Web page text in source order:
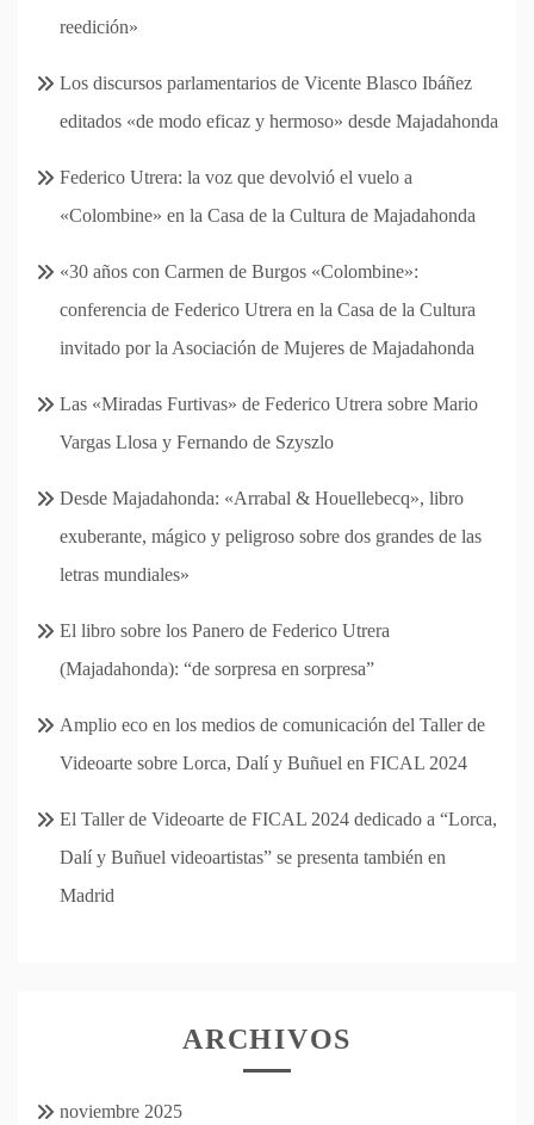
reedición»
Los discursos parlamentarios de Vicente Blasco Ibáñez
editados «de modo eficaz y hermoso» desde Majadahonda
Federico Utrera: la voz que devolvió el vuelo a
«Colombine» en la Casa de la Cultura de Majadahonda
«30 años con Carmen de Burgos «Colombine»:
conferencia de Federico Utrera en la Casa de la Cultura
invitado por la Asociación de Mujeres de Majadahonda
Las «Miradas Furtivas» de Federico Utrera sobre Mario
Vargas Llosa y Fernando de Szyszlo
Desde Majadahonda: «Arrabal & Houellebecq», libro
exuberante, mágico y peligroso sobre dos grandes de las
letras mundiales»
El libro sobre los Panero de Federico Utrera
(Majadahonda): “de sorpresa en sorpresa”
Amplio eco en los medios de comunicación del Taller de
Videoarte sobre Lorca, Dalí y Buñuel en FICAL 2024
El Taller de Videoarte de FICAL 2024 dedicado a “Lorca,
Dalí y Buñuel videoartistas” se presenta también en
Madrid
ARCHIVOS
noviembre 2025